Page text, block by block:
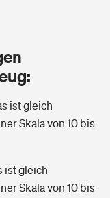
ist gleich
Skala von 10 bis
ist gleich
Skala von 10 bis